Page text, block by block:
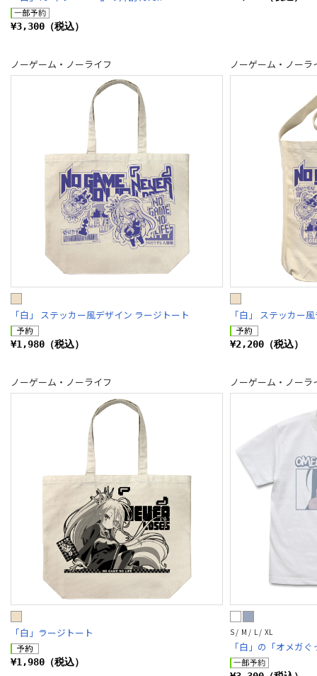
¥3,300（税込）
ノーゲーム・ノーライフ
「白」 ステッカー風デザイン ラージトート
¥1,980（税込）
ノーゲーム・ノーラ
「白」 ステッカー
¥2,200（税込）
ノーゲーム・ノーライフ
「白」ラージトート
¥1,980（税込）
ノーゲーム・ノーラ
S / M / L / XL
「白」の「オメガ